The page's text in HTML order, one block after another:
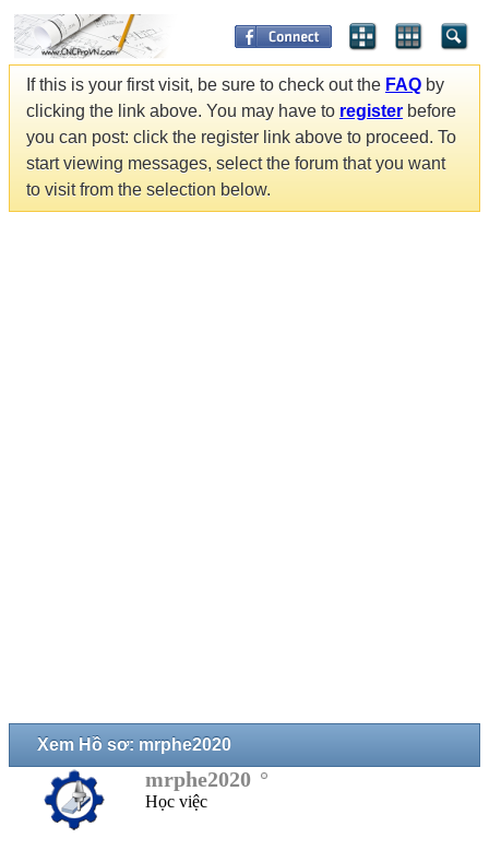
If this is your first visit, be sure to check out the FAQ by
clicking the link above. You may have to register before
you can post: click the register link above to proceed. To
start viewing messages, select the forum that you want
to visit from the selection below.
Xem Hồ sơ: mrphe2020
mrphe2020
Học việc